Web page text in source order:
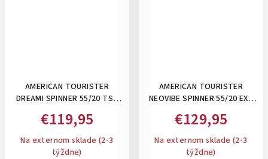
AMERICAN TOURISTER
DREAMI SPINNER 55/20 TSA
KUFOR
€119,95
Na externom sklade (2-3
týždne)
AMERICAN TOURISTER
NEOVIBE SPINNER 55/20 EXP
KUFOR ROZŠÍRITEĽNÝ
€129,95
Na externom sklade (2-3
týždne)